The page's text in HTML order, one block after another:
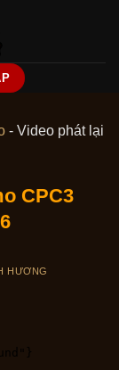
- Video phát lại
CPC3
HƯƠNG